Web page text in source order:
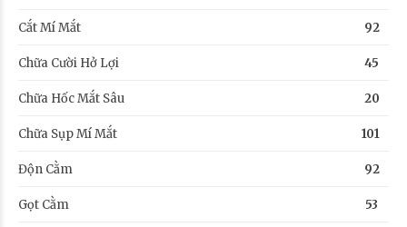
Cắt Mí Mắt 92
Chữa Cười Hở Lợi 45
Chữa Hốc Mắt Sâu 20
Chữa Sụp Mí Mắt 101
Độn Cằm 92
Gọt Cằm 53